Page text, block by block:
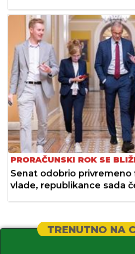
PRORAČUNSKI ROK SE
Senat odobrio privremeno
vlade, republikance sada
TRENUTNO NA